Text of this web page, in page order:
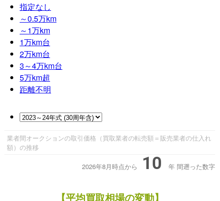
指定なし
～0.5万km
～1万km
1万km台
2万km台
3～4万km台
5万km超
距離不明
業者間オークションの取引価格（買取業者の転売額＝販売業者の仕入れ
額）の推移
2026年8月時点から 10 年 間遡った数字
【平均買取相場の変動】